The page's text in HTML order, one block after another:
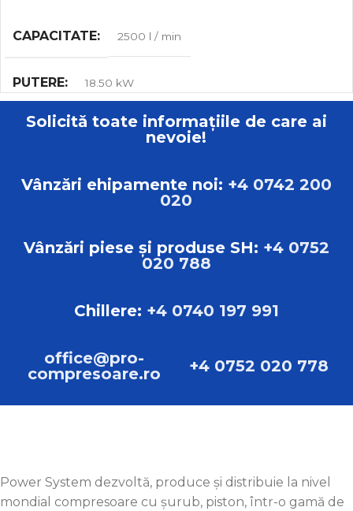
CAPACITATE 2500 l / min
PUTERE 18.50 kW
MAX. VOLUMUL DE MUNCĂ 10.00 bar
GREUTATE 594 kg
Compresoare cu șurub
Sistem de alimentare Pascal
Solicită toate informațiile de care ai
nevoie!
Vânzări ehipamente noi: +4 0742 200
020
Vânzări piese și produse SH: +4 0752
020 788
Chillere: +4 0740 197 991
office@pro-
compresoare.ro
+4 0752 020 778
Power System dezvoltă, produce și distribuie la nivel
mondial compresoare cu șurub, piston, într-o gamă de